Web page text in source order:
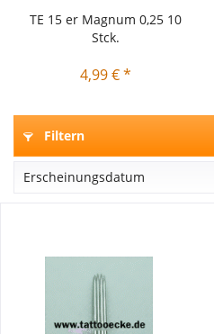
TE 15 er Magnum 0,25 10
Stck.
4,99 € *
Filtern